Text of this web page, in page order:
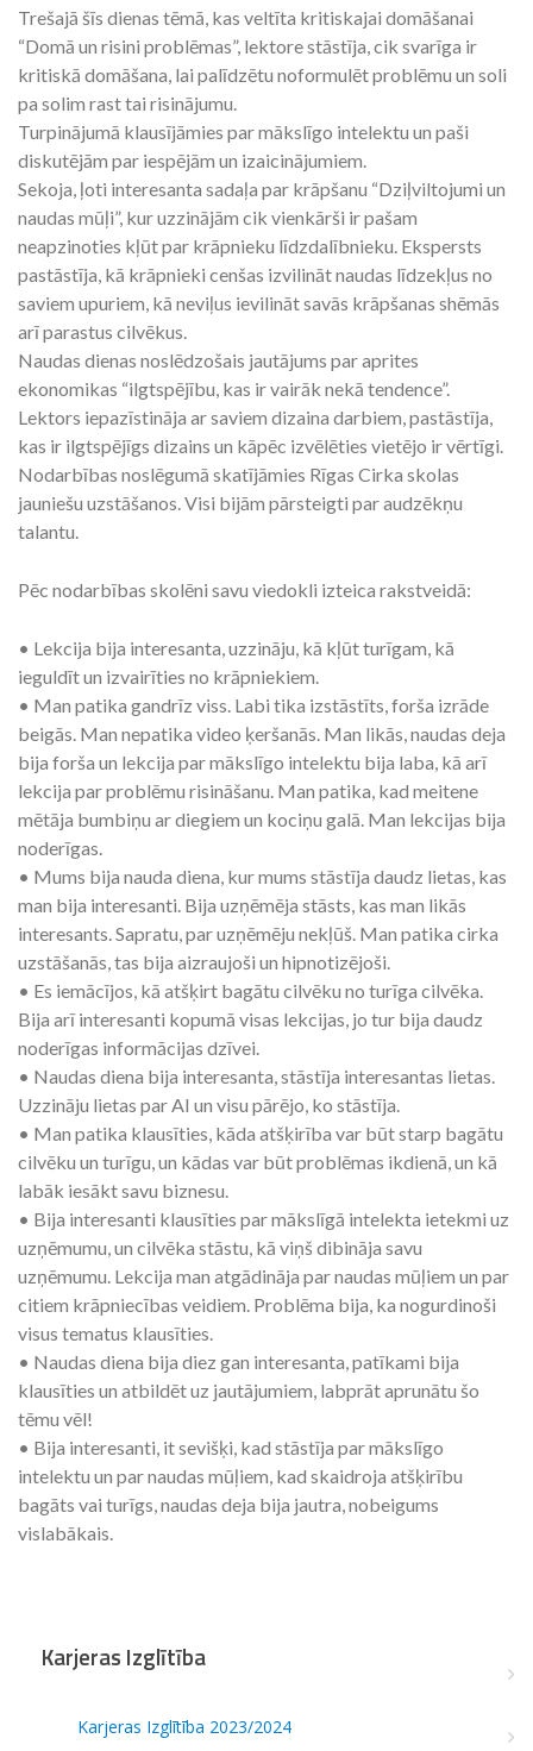
Trešajā šīs dienas tēmā, kas veltīta kritiskajai domāšanai
“Domā un risini problēmas”, lektore stāstīja, cik svarīga ir
kritiskā domāšana, lai palīdzētu noformulēt problēmu un soli
pa solim rast tai risinājumu.
Turpinājumā klausījāmies par mākslīgo intelektu un paši
diskutējām par iespējām un izaicinājumiem.
Sekoja, ļoti interesanta sadaļa par krāpšanu “Dziļviltojumi un
naudas mūļi”, kur uzzinājām cik vienkārši ir pašam
neapzinoties kļūt par krāpnieku līdzdalībnieku. Ekspersts
pastāstīja, kā krāpnieki cenšas izvilināt naudas līdzekļus no
saviem upuriem, kā neviļus ievilināt savās krāpšanas shēmās
arī parastus cilvēkus.
Naudas dienas noslēdzošais jautājums par aprites
ekonomikas “ilgtspējību, kas ir vairāk nekā tendence”.
Lektors iepazīstināja ar saviem dizaina darbiem, pastāstīja,
kas ir ilgtspējīgs dizains un kāpēc izvēlēties vietējo ir vērtīgi.
Nodarbības noslēgumā skatījāmies Rīgas Cirka skolas
jauniešu uzstāšanos. Visi bijām pārsteigti par audzēkņu
talantu.
Pēc nodarbības skolēni savu viedokli izteica rakstveidā:
• Lekcija bija interesanta, uzzināju, kā kļūt turīgam, kā
ieguldīt un izvairīties no krāpniekiem.
• Man patika gandrīz viss. Labi tika izstāstīts, forša izrāde
beigās. Man nepatika video ķeršanās. Man likās, naudas deja
bija forša un lekcija par mākslīgo intelektu bija laba, kā arī
lekcija par problēmu risināšanu. Man patika, kad meitene
mētāja bumbiņu ar diegiem un kociņu galā. Man lekcijas bija
noderīgas.
• Mums bija nauda diena, kur mums stāstīja daudz lietas, kas
man bija interesanti. Bija uzņēmēja stāsts, kas man likās
interesants. Sapratu, par uzņēmēju nekļūš. Man patika cirka
uzstāšanās, tas bija aizraujoši un hipnotizējoši.
• Es iemācījos, kā atšķirt bagātu cilvēku no turīga cilvēka.
Bija arī interesanti kopumā visas lekcijas, jo tur bija daudz
noderīgas informācijas dzīvei.
• Naudas diena bija interesanta, stāstīja interesantas lietas.
Uzzināju lietas par AI un visu pārējo, ko stāstīja.
• Man patika klausīties, kāda atšķirība var būt starp bagātu
cilvēku un turīgu, un kādas var būt problēmas ikdienā, un kā
labāk iesākt savu biznesu.
• Bija interesanti klausīties par mākslīgā intelekta ietekmi uz
uzņēmumu, un cilvēka stāstu, kā viņš dibināja savu
uzņēmumu. Lekcija man atgādināja par naudas mūļiem un par
citiem krāpniecības veidiem. Problēma bija, ka nogurdinoši
visus tematus klausīties.
• Naudas diena bija diez gan interesanta, patīkami bija
klausīties un atbildēt uz jautājumiem, labprāt aprunātu šo
tēmu vēl!
• Bija interesanti, it sevišķi, kad stāstīja par mākslīgo
intelektu un par naudas mūļiem, kad skaidroja atšķirību
bagāts vai turīgs, naudas deja bija jautra, nobeigums
vislabākais.
Karjeras Izglītība
Karjeras Izglītība 2023/2024